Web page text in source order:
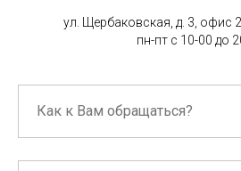
ул. Щербаковская, д. 3, офис
пн-пт с 10-00 до